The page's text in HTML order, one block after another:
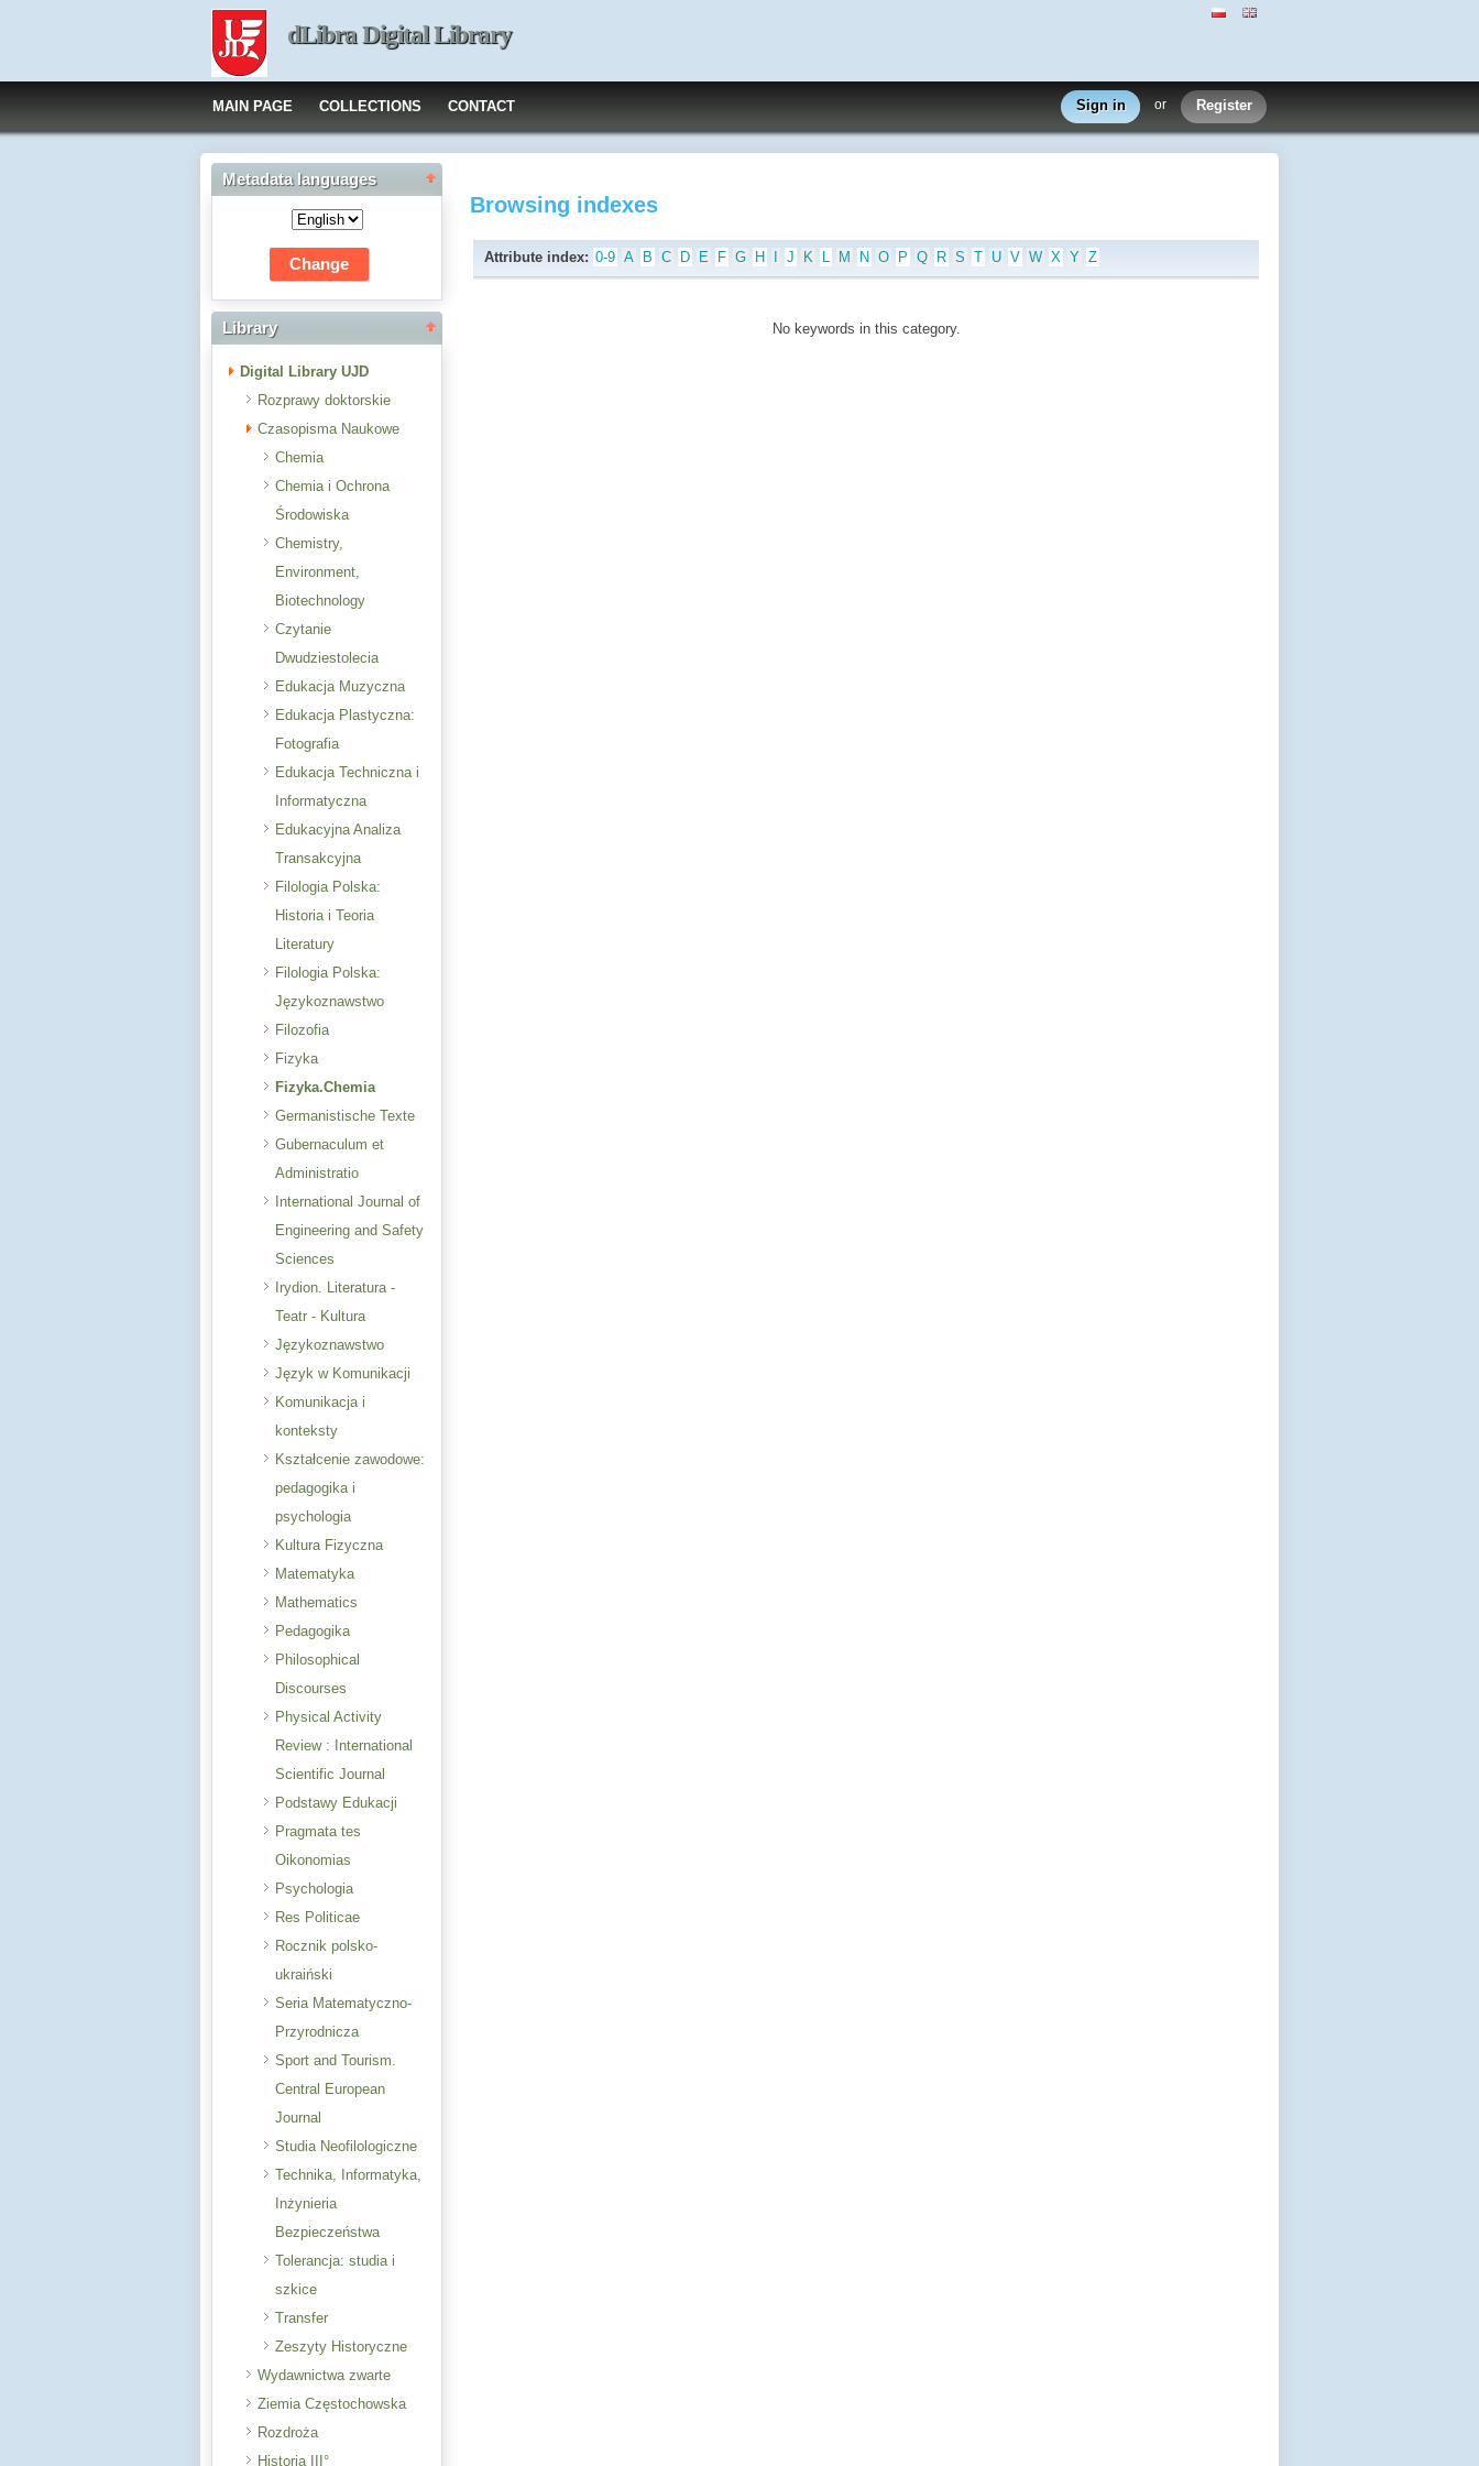
dLibra Digital Library
MAIN PAGE COLLECTIONS CONTACT Sign in or Register
Metadata languages
Library
Digital Library UJD
Rozprawy doktorskie
Czasopisma Naukowe
Chemia
Chemia i Ochrona
Środowiska
Chemistry,
Environment,
Biotechnology
Czytanie
Dwudziestolecia
Edukacja Muzyczna
Edukacja Plastyczna:
Fotografia
Edukacja Techniczna i
Informatyczna
Edukacyjna Analiza
Transakcyjna
Filologia Polska:
Historia i Teoria
Literatury
Filologia Polska:
Językoznawstwo
Filozofia
Fizyka
Fizyka.Chemia
Germanistische Texte
Gubernaculum et
Administratio
International Journal of
Engineering and Safety
Sciences
Irydion. Literatura -
Teatr - Kultura
Językoznawstwo
Język w Komunikacji
Komunikacja i
konteksty
Kształcenie zawodowe:
pedagogika i
psychologia
Kultura Fizyczna
Matematyka
Mathematics
Pedagogika
Philosophical
Discourses
Physical Activity
Review : International
Scientific Journal
Podstawy Edukacji
Pragmata tes
Oikonomias
Psychologia
Res Politicae
Rocznik polsko-
ukraiński
Seria Matematyczno-
Przyrodnicza
Sport and Tourism.
Central European
Journal
Studia Neofilologiczne
Technika, Informatyka,
Inżynieria
Bezpieczeństwa
Tolerancja: studia i
szkice
Transfer
Zeszyty Historyczne
Wydawnictwa zwarte
Ziemia Częstochowska
Rozdroża
Historia III°
Browsing indexes
Attribute index: 0-9 A B C D E F G H J K L M N O P Q R S T U V W X Y Z
No keywords in this category.